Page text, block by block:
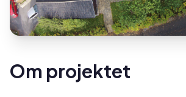
Om projektet